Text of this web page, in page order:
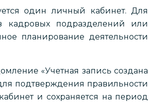
один личный кабинет. Для
кадровых подразделений или
планирование деятельности
«Учетная запись создана
подтверждения правильности
и сохраняется на период